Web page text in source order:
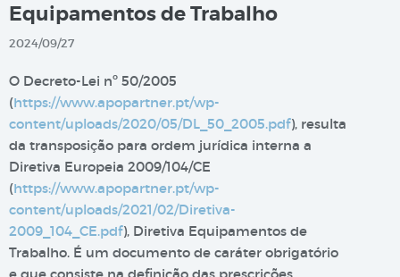
Equipamentos de Trabalho
2024/09/27
O Decreto-Lei nº 50/2005
(https://www.apopartner.pt/wp-
content/uploads/2020/05/DL_50_2005.pdf), resulta
da transposição para ordem jurídica interna a
Diretiva Europeia 2009/104/CE
(https://www.apopartner.pt/wp-
content/uploads/2021/02/Diretiva-
2009_104_CE.pdf), Diretiva Equipamentos de
Trabalho. É um documento de caráter obrigatório